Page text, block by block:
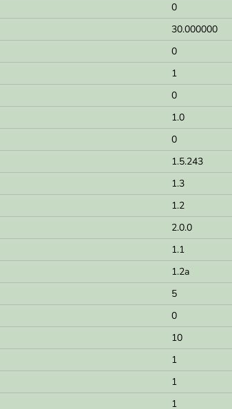
0
30.000000
0
1
0
1.0
0
1.5.243
1.3
1.2
2.0.0
1.1
1.2a
5
0
10
1
1
1